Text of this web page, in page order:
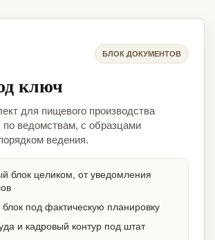
БЛОК ДОКУМЕНТОВ
ключ
для пищевого производства
по ведомствам, с образцами
ведения.
блок целиком, от уведомления
под фактическую планировку
и кадровый контур под штат